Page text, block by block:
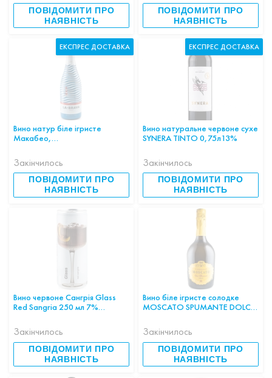
ПОВІДОМИТИ ПРО
НАЯВНІСТЬ
ПОВІДОМИТИ ПРО
НАЯВНІСТЬ
Вино натур біле ігристе
Макабео,
Закінчилось
ПОВІДОМИТИ ПРО
НАЯВНІСТЬ
ЕКСПРЕС ДОСТАВКА
Вино натуральне червоне сухе
SYNERA TINTO 0,75л13%
Закінчилось
ПОВІДОМИТИ ПРО
НАЯВНІСТЬ
ЕКСПРЕС ДОСТАВКА
Вино червоне Сангрія Glass
Red Sangria 250 мл 7%
Закінчилось
ПОВІДОМИТИ ПРО
НАЯВНІСТЬ
Вино біле ігристе солодке
MOSCATO SPUMANTE DOLCE
Закінчилось
ПОВІДОМИТИ ПРО
НАЯВНІСТЬ